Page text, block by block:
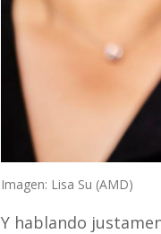
Imagen: Lisa Su (AMD)
Y hablando